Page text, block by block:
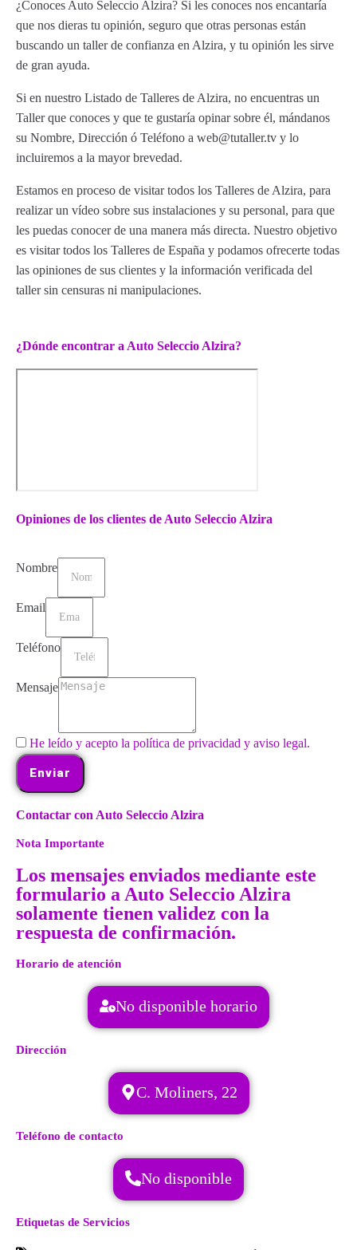
¿Conoces Auto Seleccio Alzira? Si les conoces nos encantaría
que nos dieras tu opinión, seguro que otras personas están
buscando un taller de confianza en Alzira, y tu opinión les sirve
de gran ayuda.
Si en nuestro Listado de Talleres de Alzira, no encuentras un
Taller que conoces y que te gustaría opinar sobre él, mándanos
su Nombre, Dirección ó Teléfono a web@tutaller.tv y lo
incluiremos a la mayor brevedad.
Estamos en proceso de visitar todos los Talleres de Alzira, para
realizar un vídeo sobre sus instalaciones y su personal, para que
les puedas conocer de una manera más directa. Nuestro objetivo
es visitar todos los Talleres de España y podamos ofrecerte todas
las opiniones de sus clientes y la información verificada del
taller sin censuras ni manipulaciones.
¿Dónde encontrar a Auto Seleccio Alzira?
Opiniones de los clientes de Auto Seleccio Alzira
Nombre
Email
Teléfono
Mensaje
He leído y acepto la política de privacidad y aviso legal.
Enviar
Contactar con Auto Seleccio Alzira
Nota Importante
Los mensajes enviados mediante este
formulario a Auto Seleccio Alzira
solamente tienen validez con la
respuesta de confirmación.
Horario de atención
No disponible horario
Dirección
C. Moliners, 22
Teléfono de contacto
No disponible
Etiquetas de Servicios